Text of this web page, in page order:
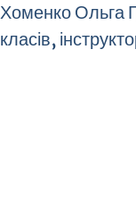
Хоменко Ольга
класів,